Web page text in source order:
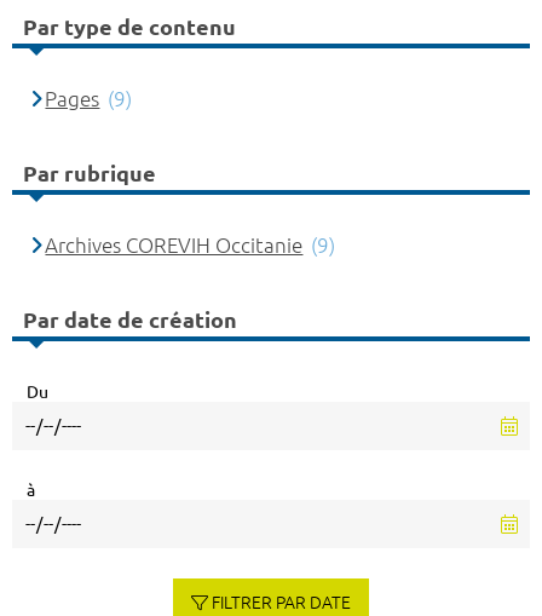
Par type de contenu
Pages (9)
Par rubrique
Archives COREVIH Occitanie (9)
Par date de création
Du
à
FILTRER PAR DATE